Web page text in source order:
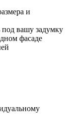
и
вашу задумку
фасаде